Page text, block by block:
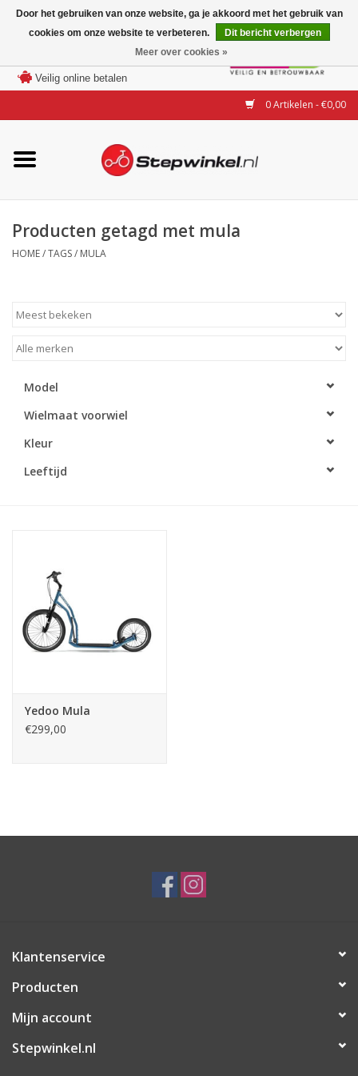
Veilig online betalen
0 Artikelen - €0,00
Merken
Modellen
Accessoires
Steps huren of uitproberen
Producten getagd met mula
HOME/TAGS/ MULA
Model
Wielmaat voorwiel
Kleur
Leeftijd
Yedoo Mula
€299,00
Klantenservice
Producten
Mijn account
Stepwinkel.nl
Door het gebruiken van onze website, ga je akkoord met het gebruik van
cookies om onze website te verbeteren.
Dit bericht verbergen
Meer over cookies »